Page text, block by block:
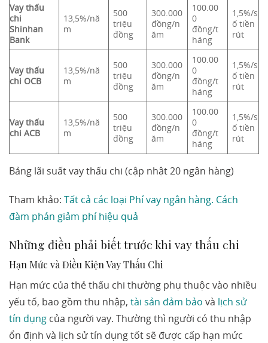
Vay thấu
chi
Shinhan
Bank
13,5%/nă
m
500
triệu
đồng
300.000
đồng/n
ăm
100.00
0
đồng/t
háng
1,5%/s
ố tiền
rút
Vay thấu
chi OCB
13,5%/nă
m
500
triệu
đồng
300.000
đồng/n
ăm
100.00
0
đồng/t
háng
1,5%/s
ố tiền
rút
Vay thấu
chi ACB
13,5%/nă
m
500
triệu
đồng
300.000
đồng/n
ăm
100.00
0
đồng/t
háng
1,5%/s
ố tiền
rút
Bảng lãi suất vay thấu chi (cập nhật 20 ngân hàng)
Tham khảo: Tất cả các loại Phí vay ngân hàng. Cách
đàm phán giảm phí hiệu quả
Những điều phải biết trước khi vay thấu chi
Hạn Mức và Điều Kiện Vay Thấu Chi
Hạn mức của thẻ thấu chi thường phụ thuộc vào nhiều
yếu tố, bao gồm thu nhập, tài sản đảm bảo và lịch sử
tín dụng của người vay. Thường thì người có thu nhập
ổn định và lịch sử tín dụng tốt sẽ được cấp hạn mức